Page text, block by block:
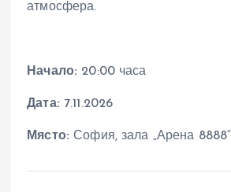
атмосфера.
Начало: 20:00 часа
Дата: 7.11.2026
Място: София, зала „Арена 8888“